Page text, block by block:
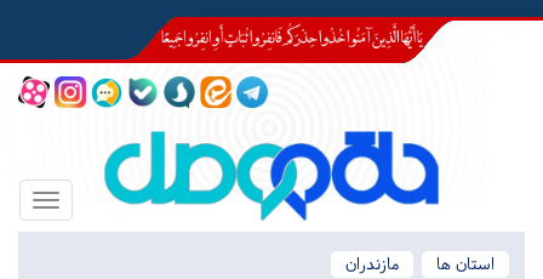
Toggle
استان ها
مازندران